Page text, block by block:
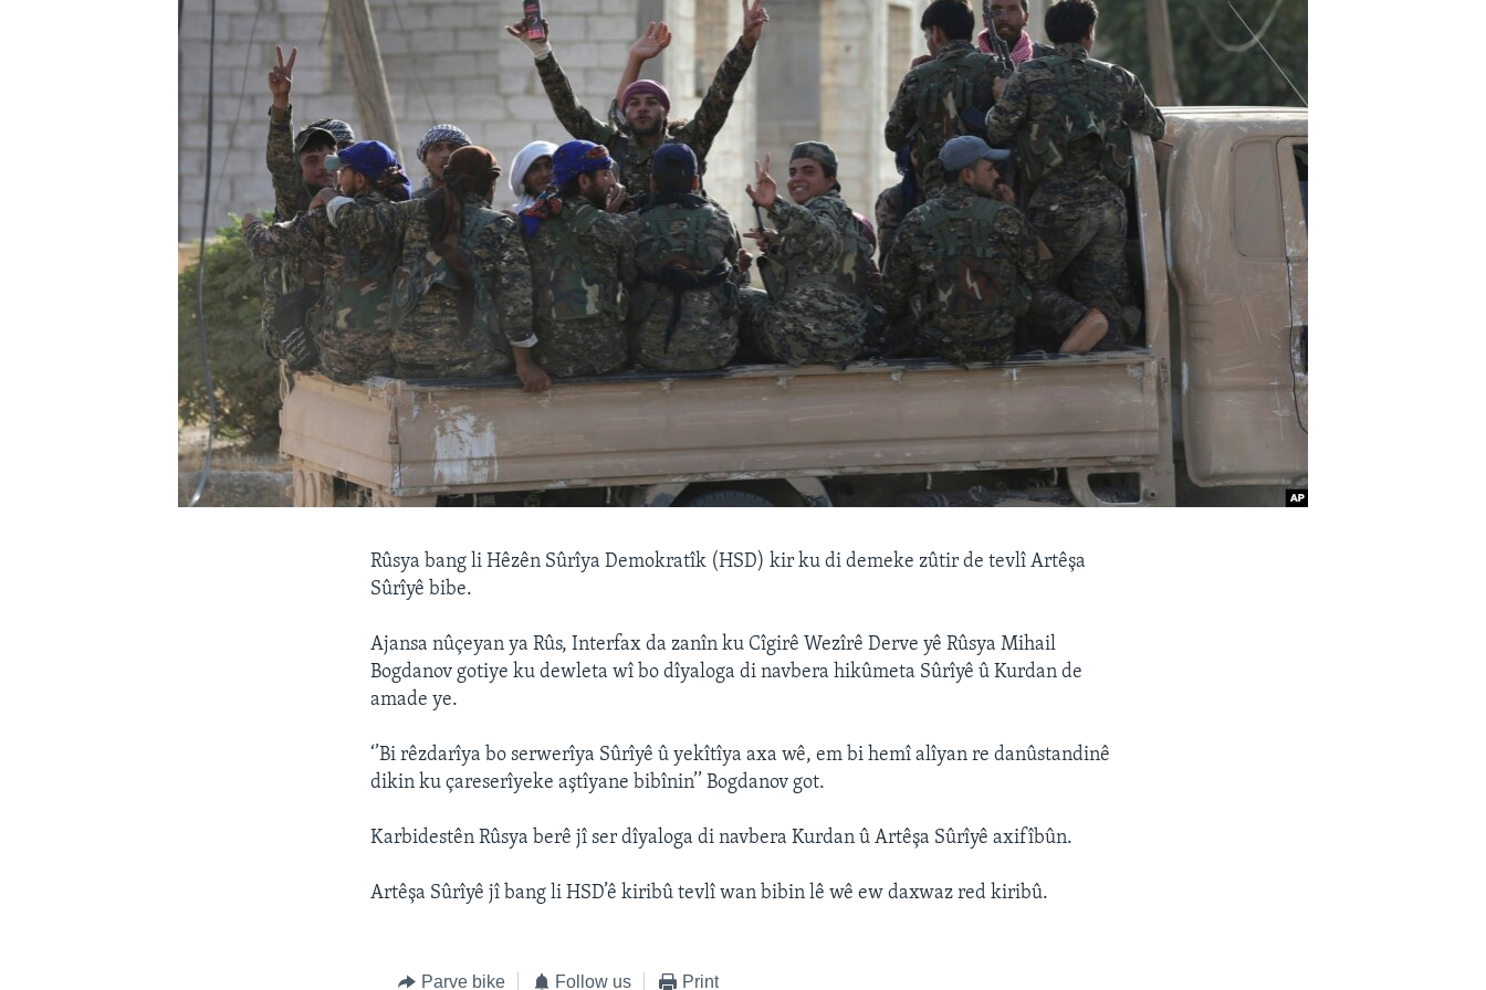
Rûsya bang li Hêzên Sûrîya Demokratîk (HSD) kir ku di demeke zûtir de tevlî Artêşa
Sûrîyê bibe.
Ajansa nûçeyan ya Rûs, Interfax da zanîn ku Cîgirê Wezîrê Derve yê Rûsya Mihail
Bogdanov gotiye ku dewleta wî bo dîyaloga di navbera hikûmeta Sûrîyê û Kurdan de
amade ye.
‘’Bi rêzdarîya bo serwerîya Sûrîyê û yekîtîya axa wê, em bi hemî alîyan re danûstandinê
dikin ku çareserîyeke aştîyane bibînin’’ Bogdanov got.
Karbidestên Rûsya berê jî ser dîyaloga di navbera Kurdan û Artêşa Sûrîyê axifîbûn.
Artêşa Sûrîyê jî bang li HSD’ê kiribû tevlî wan bibin lê wê ew daxwaz red kiribû.
Parve bike Follow us Print